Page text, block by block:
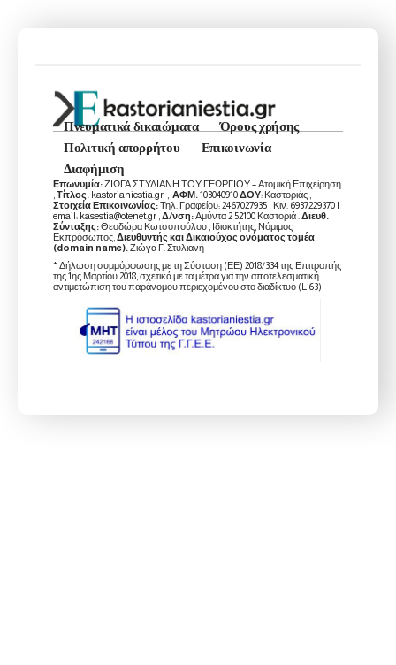
Πνευματικά δικαιώματα
Όρους χρήσης
Πολιτική απορρήτου
Επικοινωνία
Διαφήμιση
Επωνυμία:ΖΙΩΓΑ ΣΤΥΛΙΑΝΗ ΤΟΥ ΓΕΩΡΓΙΟΥ – Ατομική Επιχείρηση
Τίτλος: kastorianiestia.gr , ΑΦΜ:103040910ΔΟΥ: Καστοριάς ,
Στοιχεία Επικοινωνίας:Τηλ. Γραφείου: 2467027935 | Κιν. 6937229370 |
email: kasestia@otenet.gr , Δ/νση:Αμύντα 2 52100 Καστοριά . Διευθ.
Σύνταξης:Θεοδώρα Κωτσοπούλου , Ιδιοκτήτης, Νόμιμος
Εκπρόσωπος, Διευθυντής και Δικαιούχος ονόματος τομέα
(domain name):Ζιώγα Γ. Στυλιανή
* Δήλωση συμμόρφωσης με τη Σύσταση (ΕΕ) 2018/334 της Επιτροπής
της 1ης Μαρτίου 2018, σχετικά με τα μέτρα για την αποτελεσματική
αντιμετώπιση του παράνομου περιεχομένου στο διαδίκτυο (L 63)